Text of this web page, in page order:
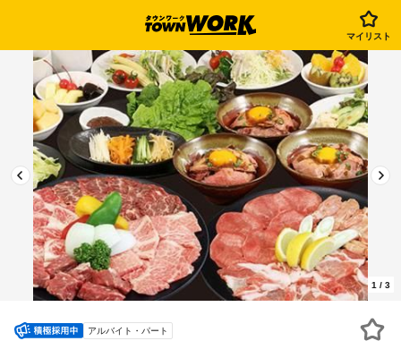
マイリスト
1 / 3
アルバイト・パート